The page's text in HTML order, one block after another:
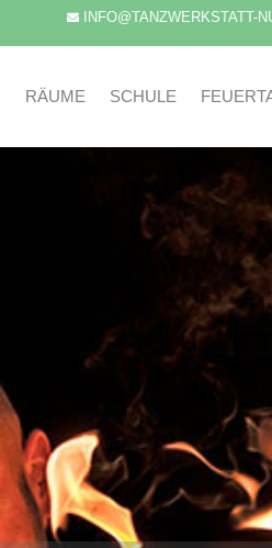
 INFO@TANZWERKSTATT-
RÄUME SCHULE